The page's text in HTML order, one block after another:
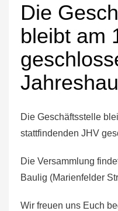
Die
bleibt am
Die Geschäftsstelle
stattfindenden JHV
Die Versammlung
Baulig (Marienfelder
Wir freuen uns Euch